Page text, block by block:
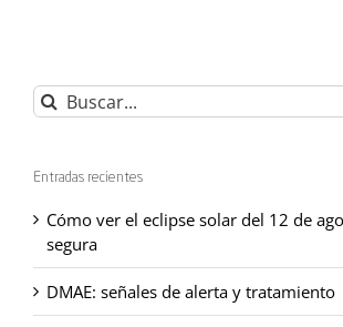
Buscar:
Entradas recientes
Cómo ver el eclipse solar del 12 de
segura
DMAE: señales de alerta y tratamiento